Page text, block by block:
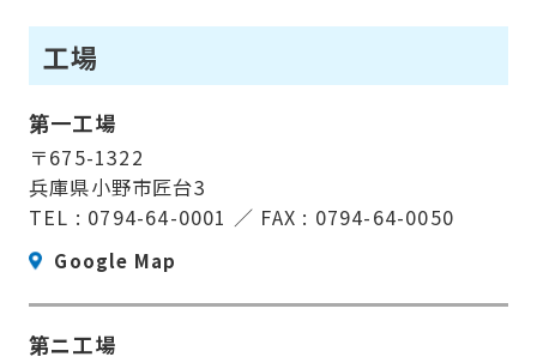
工場
第一工場
〒675-1322
兵庫県小野市匠台3
TEL : 0794-64-0001 ／ FAX : 0794-64-0050
Google Map
第ニ工場